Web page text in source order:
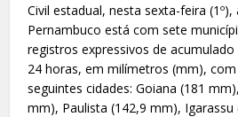
Civil estadual, nesta sexta-feira
Pernambuco está com sete
registros expressivos de
24 horas, em milímetros (mm),
seguintes cidades: Goiana (181
mm), Paulista (142,9 mm),